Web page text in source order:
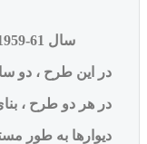
سال 61-1959 ، کنسول گری ایالات متحده ی امریکا در لو آندا ( آنگولا )
در این طرح ، دو
در هر دو طرح ،
دیوارها به طور